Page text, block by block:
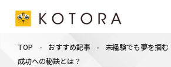
TOP - おすすめ記事 -
未経験でも夢を掴
成功への秘訣とは？